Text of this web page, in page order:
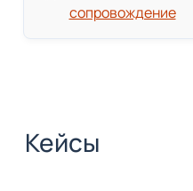
сопровождение
Кейсы